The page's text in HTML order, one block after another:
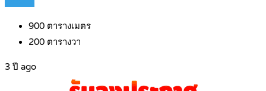
900 ตารางเมตร
200 ตารางวา
3 ปี ago